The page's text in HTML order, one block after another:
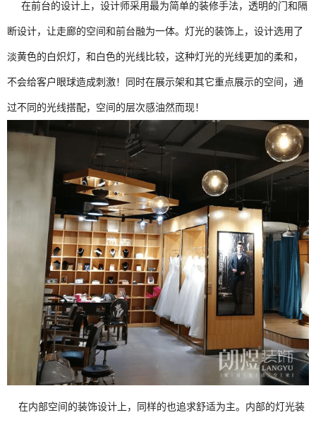
在前台的设计上，设计师采用最为简单的装修手法，透明的门和隔
断设计，让走廊的空间和前台融为一体。灯光的装饰上，设计选用了
淡黄色的白炽灯，和白色的光线比较，这种灯光的光线更加的柔和，
不会给客户眼球造成刺激！同时在展示架和其它重点展示的空间，通
过不同的光线搭配，空间的层次感油然而现！
在内部空间的装饰设计上，同样的也追求舒适为主。内部的灯光装